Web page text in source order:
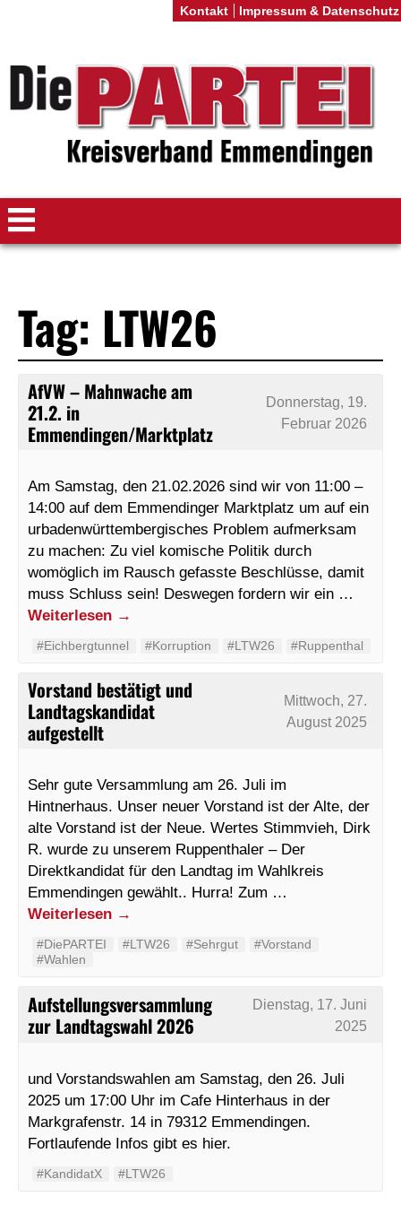
Tag: LTW26
AfVW – Mahnwache am
21.2. in
Emmendingen/Marktplatz
Donnerstag, 19.
Februar 2026
Am Samstag, den 21.02.2026 sind wir von 11:00 –
14:00 auf dem Emmendinger Marktplatz um auf ein
urbadenwürttembergisches Problem aufmerksam
zu machen: Zu viel komische Politik durch
womöglich im Rausch gefasste Beschlüsse, damit
muss Schluss sein! Deswegen fordern wir ein …
Weiterlesen →
#Eichbergtunnel #Korruption #LTW26 #Ruppenthal
Vorstand bestätigt und
Landtagskandidat
aufgestellt
Mittwoch, 27.
August 2025
Sehr gute Versammlung am 26. Juli im
Hintnerhaus. Unser neuer Vorstand ist der Alte, der
alte Vorstand ist der Neue. Wertes Stimmvieh, Dirk
R. wurde zu unserem Ruppenthaler – Der
Direktkandidat für den Landtag im Wahlkreis
Emmendingen gewählt.. Hurra! Zum …
Weiterlesen →
#DiePARTEI #LTW26 #Sehrgut
#Vorstand
#Wahlen
Aufstellungsversammlung
zur Landtagswahl 2026
Dienstag, 17. Juni
2025
und Vorstandswahlen am Samstag, den 26. Juli
2025 um 17:00 Uhr im Cafe Hinterhaus in der
Markgrafenstr. 14 in 79312 Emmendingen.
Fortlaufende Infos gibt es hier.
#KandidatX #LTW26
Kontakt Impressum & Datenschutz